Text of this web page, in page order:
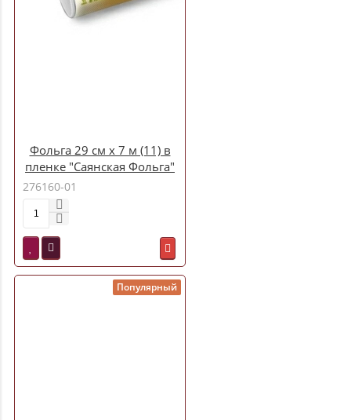
Фольга 29 см х 7 м (11) в
пленке "Саянская Фольга"
универсальная
(У7П-290х35) Россия
2200003821475 Ф
276160-01
Популярный